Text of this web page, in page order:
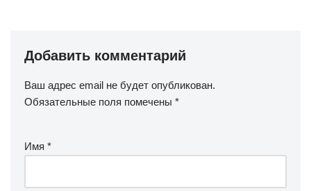
Добавить комментарий
Ваш адрес email не будет опубликован.
Обязательные поля помечены *
Имя *